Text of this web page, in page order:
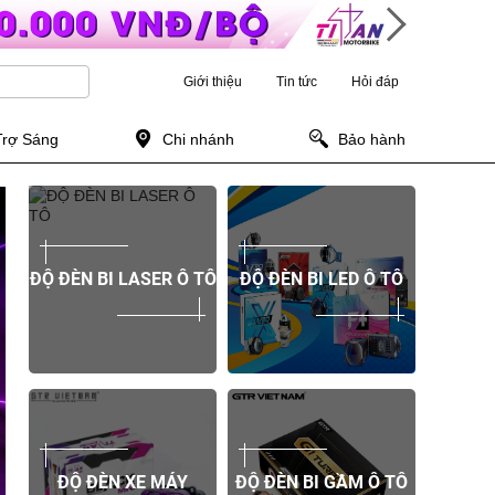
Giới thiệu Tin tức Hỏi đáp
Sáng Chi nhánh Bảo hành
ĐỘ ĐÈN BI LASER Ô TÔ ĐỘ ĐÈN BI LED Ô TÔ
ĐỘ ĐÈN XE MÁY ĐỘ ĐÈN BI GẦM Ô TÔ